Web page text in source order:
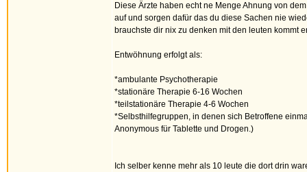
Diese Ärzte haben echt ne Menge Ahnung von
auf und sorgen dafür das du diese Sachen nie
brauchste dir nix zu denken mit den leuten kommt
Entwöhnung erfolgt als:
*ambulante Psychotherapie
*stationäre Therapie 6-16 Wochen
*teilstationäre Therapie 4-6 Wochen
*Selbsthilfegruppen, in denen sich Betroffene
Anonymous für Tablette und Drogen.)
Ich selber kenne mehr als 10 leute die dort drin